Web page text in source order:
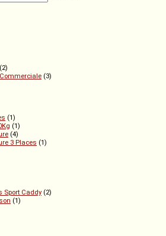
(2)
(3)
(1)
(1)
(4)
3 Places (1)
Sport Caddy (2)
(1)